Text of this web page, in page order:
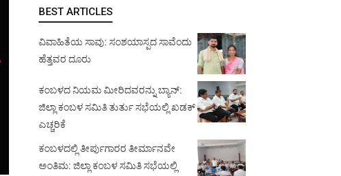
BEST ARTICLES
ವಿವಾಹಿತೆಯ ಸಾವು: ಸಂಶಯಾಸ್ಪದ ಸಾವೆಂದು
ಹೆತ್ತವರ ದೂರು
ಕಂಬಳದ ನಿಯಮ ಮೀರಿದವರನ್ನು ಬ್ಯಾನ್:
ಜಿಲ್ಲಾ ಕಂಬಳ ಸಮಿತಿ ತುರ್ತು ಸಭೆಯಲ್ಲಿ ಖಡಕ್
ಎಚ್ಚರಿಕೆ
ಕಂಬಳದಲ್ಲಿ ತೀರ್ಪುಗಾರರ ತೀರ್ಮಾನವೇ
ಅಂತಿಮ: ಜಿಲ್ಲಾ ಕಂಬಳ ಸಮಿತಿ ಸಭೆಯಲ್ಲಿ